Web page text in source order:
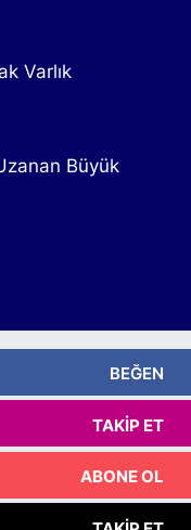
Varlık
Büyük
BEĞEN
TAKIP ET
ABONE OL